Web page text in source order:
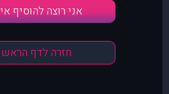
אני רוצה להוסיף
חזרה לדף